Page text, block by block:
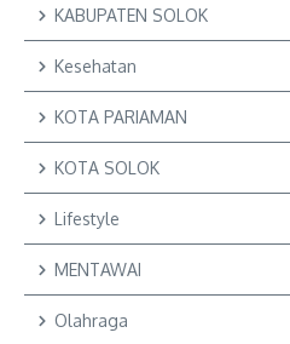
KABUPATEN SOLOK
Kesehatan
KOTA PARIAMAN
KOTA SOLOK
Lifestyle
MENTAWAI
Olahraga